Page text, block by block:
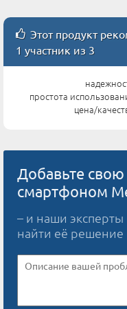
Этот продукт
1 участник из 3
простота
цена/
Добавьте
смартфоном
– и наши эксперты
найти её решение